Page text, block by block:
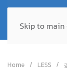
Skip to
Home LESS